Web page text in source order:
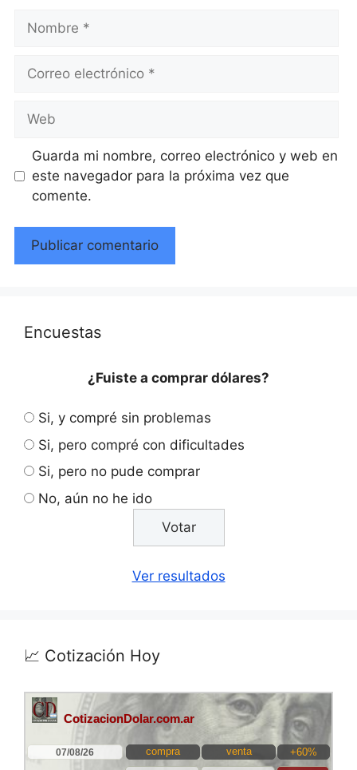
Nombre
Correo
Web
Guarda mi nombre, correo electrónico y web en
este navegador para la próxima vez que
comente.
Encuestas
¿Fuiste a comprar dólares?
Si, y compré sin problemas
Si, pero compré con dificultades
Si, pero no pude comprar
No, aún no he ido
Ver resultados
📈 Cotización Hoy